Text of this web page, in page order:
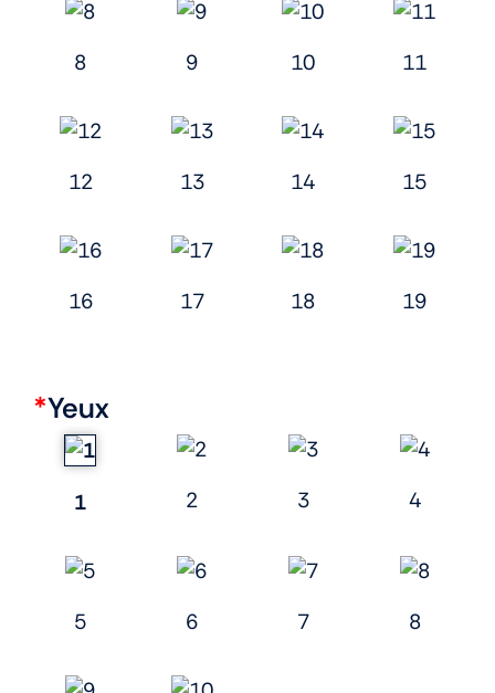
8 9 10 11
12 13 14 15
16 17 18 19
*Yeux
1 2 3 4
5 6 7 8